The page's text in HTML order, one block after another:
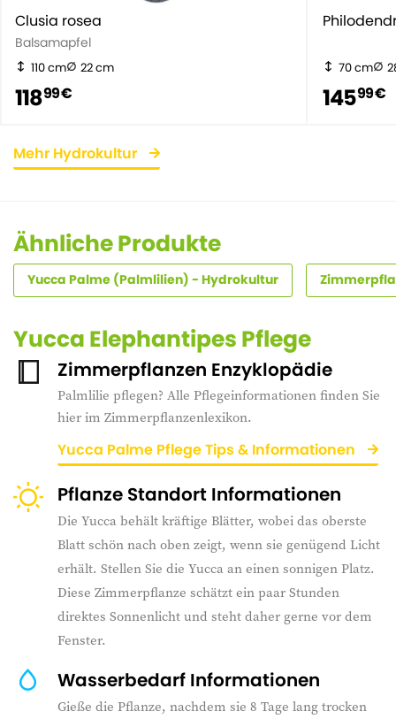
Clusia rosea
Balsamapfel
110 cm 22 cm
11899 €
70 cm
14599 €
Mehr Hydrokultur
Ähnliche Produkte
Yucca Palme (Palmlilien) - Hydrokultur
Yucca Elephantipes Pflege
Zimmerpflanzen Enzyklopädie
Palmlilie pflegen? Alle Pflegeinformationen finden Sie
hier im Zimmerpflanzenlexikon.
Yucca Palme Pflege Tips & Informationen
Pflanze Standort Informationen
Die Yucca behält kräftige Blätter, wobei das oberste
Blatt schön nach oben zeigt, wenn sie genügend Licht
erhält. Stellen Sie die Yucca an einen sonnigen Platz.
Diese Zimmerpflanze schätzt ein paar Stunden
direktes Sonnenlicht und steht daher gerne vor dem
Fenster.
Wasserbedarf Informationen
Gieße die Pflanze, nachdem sie 8 Tage lang trocken